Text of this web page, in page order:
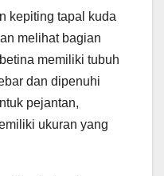
kepiting tapal kuda
melihat bagian
memiliki tubuh
dan dipenuhi
pejantan,
ukuran yang